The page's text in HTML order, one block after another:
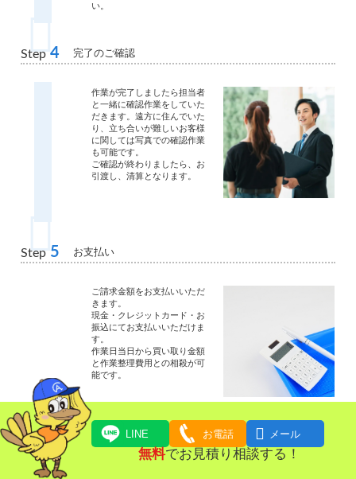
い。
Step 4 完了のご確認
作業が完了しましたら担当者
と一緒に確認作業をしていた
だきます。遠方に住んでいた
り、立ち合いが難しいお客様
に関しては写真での確認作業
も可能です。
ご確認が終わりましたら、お
引渡し、清算となります。
Step 5 お支払い
ご請求金額をお支払いいただ
きます。
現金・クレジットカード・お
振込にてお支払いいただけま
す。
作業日当日から買い取り金額
と作業整理費用との相殺が可
能です。
LINE お電話  メール
無料でお見積り相談する！